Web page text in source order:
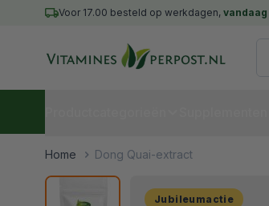
Ga naar de inhoudVoor 17.00 besteld op werkdagen, vandaag
Home / Dong Quai-extract
Jubileumactie